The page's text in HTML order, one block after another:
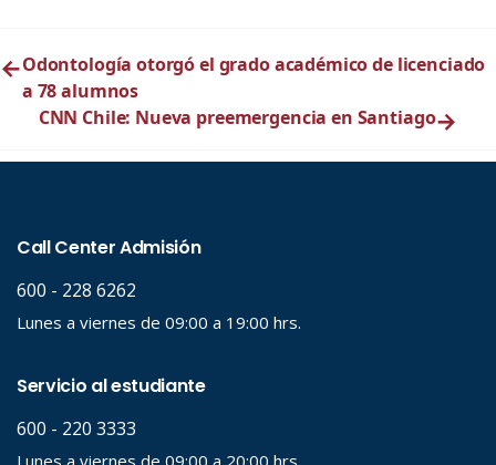
←Odontología otorgó el grado académico de licenciado
a 78 alumnos
CNN Chile: Nueva preemergencia en Santiago→